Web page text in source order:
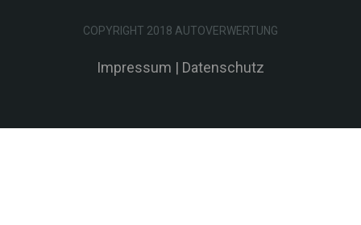
COPYRIGHT 2018 AUTOVERWERTUNG
Impressum | Datenschutz